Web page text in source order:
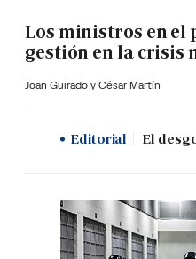
Los ministros en el
gestión en la crisis
Joan Guirado y César Martín
Editorial El